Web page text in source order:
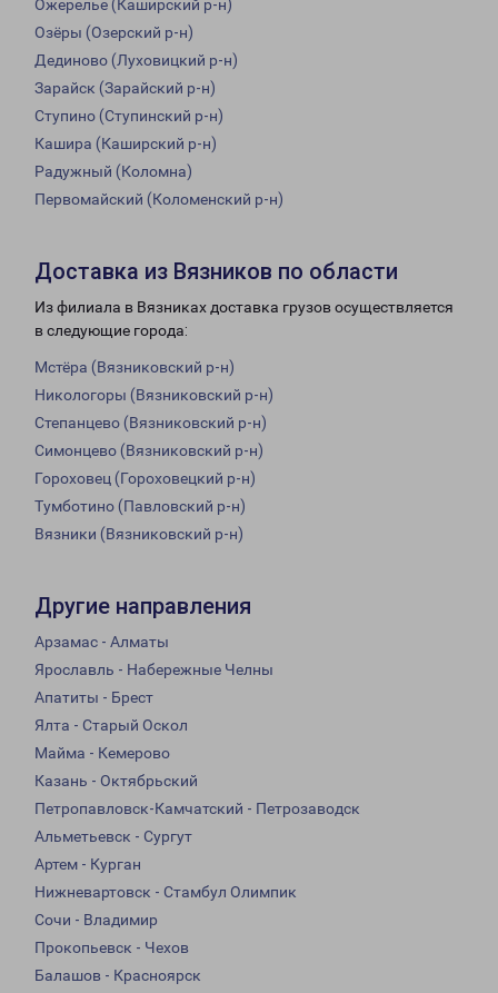
Ожерелье (Каширский р-н)
Озёры (Озерский р-н)
Дединово (Луховицкий р-н)
Зарайск (Зарайский р-н)
Ступино (Ступинский р-н)
Кашира (Каширский р-н)
Радужный (Коломна)
Первомайский (Коломенский р-н)
Доставка из Вязников по области
Из филиала в Вязниках доставка грузов осуществляется
в следующие города:
Мстёра (Вязниковский р-н)
Никологоры (Вязниковский р-н)
Степанцево (Вязниковский р-н)
Симонцево (Вязниковский р-н)
Гороховец (Гороховецкий р-н)
Тумботино (Павловский р-н)
Вязники (Вязниковский р-н)
Другие направления
Арзамас - Алматы
Ярославль - Набережные Челны
Апатиты - Брест
Ялта - Старый Оскол
Майма - Кемерово
Казань - Октябрьский
Петропавловск-Камчатский - Петрозаводск
Альметьевск - Сургут
Артем - Курган
Нижневартовск - Стамбул Олимпик
Сочи - Владимир
Прокопьевск - Чехов
Балашов - Красноярск